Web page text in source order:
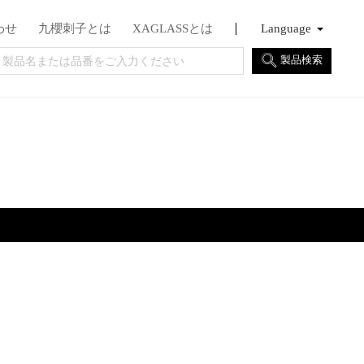
せ 九櫻刺子とは XAGLASSとは Language
English
Français
日本語製品検索